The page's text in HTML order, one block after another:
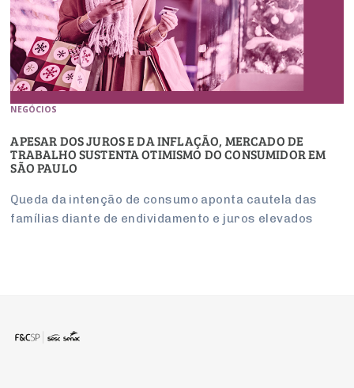
NEGÓCIOS
APESAR DOS JUROS E DA INFLAÇÃO, MERCADO DE
TRABALHO SUSTENTA OTIMISMO DO CONSUMIDOR EM
SÃO PAULO
Queda da intenção de consumo aponta cautela das
famílias diante de endividamento e juros elevados